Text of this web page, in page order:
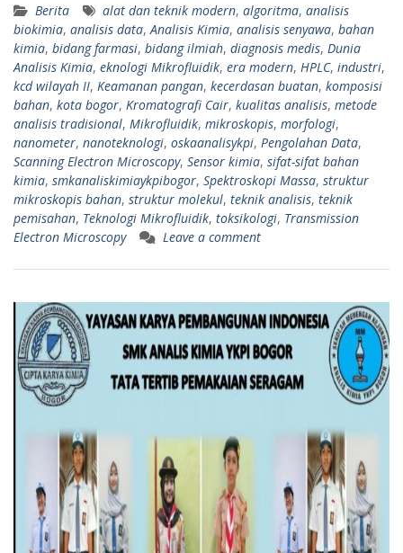
Berita alat dan teknik modern, algoritma, analisis
biokimia, analisis data, Analisis Kimia, analisis senyawa, bahan
kimia, bidang farmasi, bidang ilmiah, diagnosis medis, Dunia
Analisis Kimia, eknologi Mikrofluidik, era modern, HPLC, industri,
kcd wilayah II, Keamanan pangan, kecerdasan buatan, komposisi
bahan, kota bogor, Kromatografi Cair, kualitas analisis, metode
analisis tradisional, Mikrofluidik, mikroskopis, morfologi,
nanometer, nanoteknologi, oskaanalisykpi, Pengolahan Data,
Scanning Electron Microscopy, Sensor kimia, sifat-sifat bahan
kimia, smkanaliskimiaykpibogor, Spektroskopi Massa, struktur
mikroskopis bahan, struktur molekul, teknik analisis, teknik
pemisahan, Teknologi Mikrofluidik, toksikologi, Transmission
Electron Microscopy
Leave a comment